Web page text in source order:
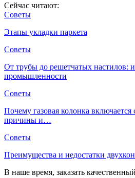
Сейчас читают:
Советы
Этапы укладки паркета
Советы
От трубы до решетчатых настилов:
промышленности
Советы
Почему газовая колонка
причины и…
Советы
Преимущества и недостатки
В наше время, заказать